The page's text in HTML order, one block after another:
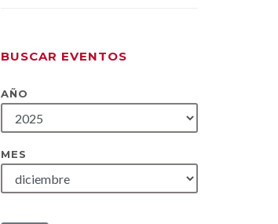
BUSCAR EVENTOS
AÑO
MES